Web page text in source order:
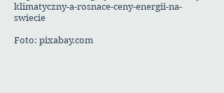
klimatyczny-a-rosnace-ceny-energii-na-
swiecie
Foto: pixabay.com